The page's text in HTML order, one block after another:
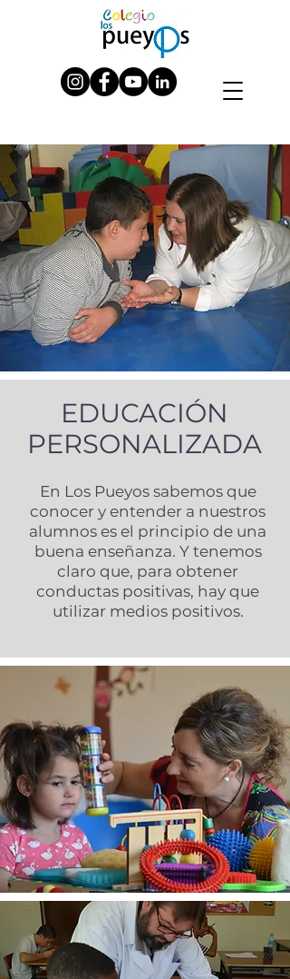
EDUCACIÓN
PERSONALIZADA
En Los Pueyos sabemos que
conocer y entender a nuestros
alumnos es el principio de una
buena enseñanza. Y tenemos
claro que, para obtener
conductas positivas, hay que
utilizar medios positivos.